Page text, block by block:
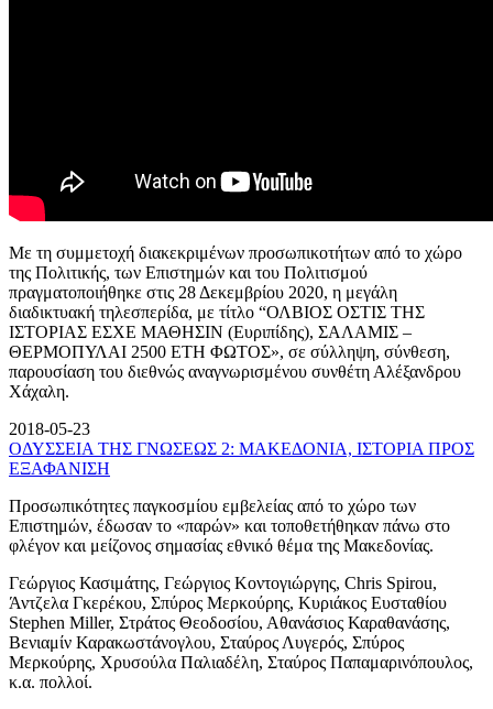
Με τη συμμετοχή διακεκριμένων προσωπικοτήτων από το χώρο
της Πολιτικής, των Επιστημών και του Πολιτισμού
πραγματοποιήθηκε στις 28 Δεκεμβρίου 2020, η μεγάλη
διαδικτυακή τηλεσπερίδα, με τίτλο “ΟΛΒΙΟΣ ΟΣΤΙΣ ΤΗΣ
ΙΣΤΟΡΙΑΣ ΕΣΧΕ ΜΑΘΗΣΙΝ (Ευριπίδης), ΣΑΛΑΜΙΣ –
ΘΕΡΜΟΠΥΛΑΙ 2500 ΕΤΗ ΦΩΤΟΣ», σε σύλληψη, σύνθεση,
παρουσίαση του διεθνώς αναγνωρισμένου συνθέτη Αλέξανδρου
Χάχαλη.
2018-05-23
ΟΔΥΣΣΕΙΑ ΤΗΣ ΓΝΩΣΕΩΣ 2: ΜΑΚΕΔΟΝΙΑ, ΙΣΤΟΡΙΑ ΠΡΟΣ
ΕΞΑΦΑΝΙΣΗ
Προσωπικότητες παγκοσμίου εμβελείας από το χώρο των
Επιστημών, έδωσαν το «παρών» και τοποθετήθηκαν πάνω στο
φλέγον και μείζονος σημασίας εθνικό θέμα της Μακεδονίας.
Γεώργιος Κασιμάτης, Γεώργιος Κοντογιώργης, Chris Spirou,
Άντζελα Γκερέκου, Σπύρος Μερκούρης, Κυριάκος Ευσταθίου
Stephen Miller, Στράτος Θεοδοσίου, Αθανάσιος Καραθανάσης,
Βενιαμίν Καρακωστάνογλου, Σταύρος Λυγερός, Σπύρος
Μερκούρης, Χρυσούλα Παλιαδέλη, Σταύρος Παπαμαρινόπουλος,
κ.α. πολλοί.